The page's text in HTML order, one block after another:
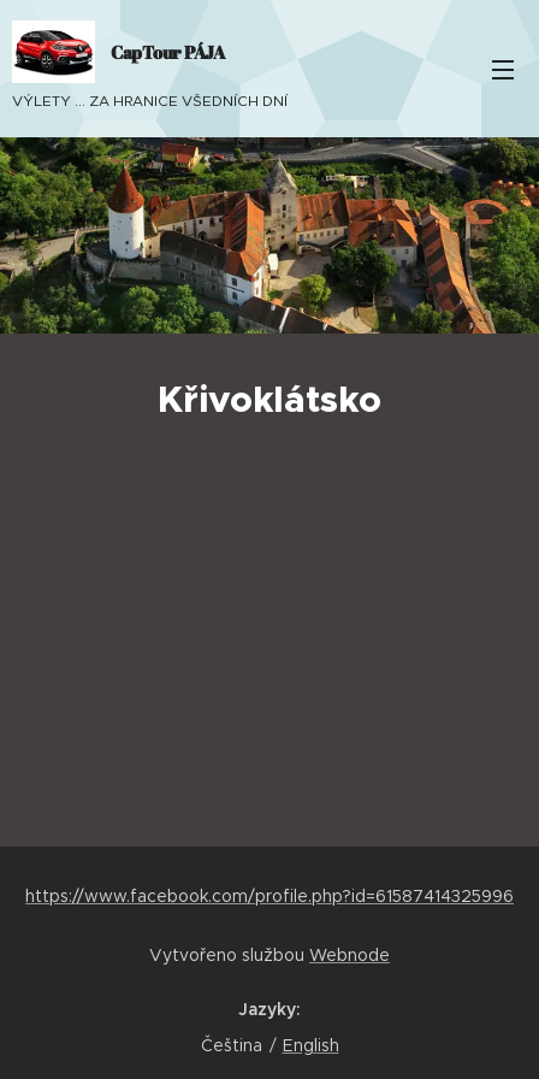
CapTour PÁJA
VÝLETY ... ZA HRANICE VŠEDNÍCH DNÍ
Křivoklátsko
https://www.facebook.com/profile.php?id=61587414325996
Vytvořeno službou Webnode
Jazyky
Čeština
English